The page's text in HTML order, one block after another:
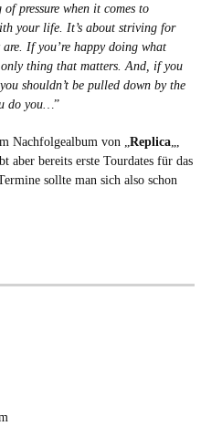
pressure when it comes to
your life. It’s about striving for
If you’re happy doing what
thing that matters. And, if you
shouldn’t be pulled down by the
do you… ”
Nachfolgealbum von „ Replica„,
aber bereits erste Tourdates für das
sollte man sich also schon